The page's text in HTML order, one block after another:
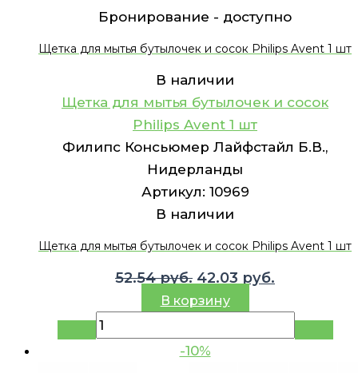
Бронирование - доступно
Щетка для мытья бутылочек и сосок Philips Avent 1 шт
В наличии
Щетка для мытья бутылочек и сосок
Philips Avent 1 шт
Филипс Консьюмер Лайфстайл Б.В.,
Нидерланды
Артикул: 10969
В наличии
Щетка для мытья бутылочек и сосок Philips Avent 1 шт
52.54руб. Первоначальная
цена
52.54 руб..
42.03 руб.
42.03 руб..
В корзину
-10%